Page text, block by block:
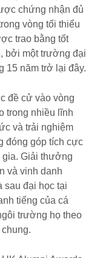
chứng nhận đủ
vòng tối thiểu
trao bằng tốt
bởi một trường đại
15 năm trở lại đây.
đề cử vào vòng
trong nhiều lĩnh
và trải nghiệm
đóng góp tích cực
gia. Giải thưởng
và vinh danh
sau đại học tại
tiếng của cá
trường họ theo